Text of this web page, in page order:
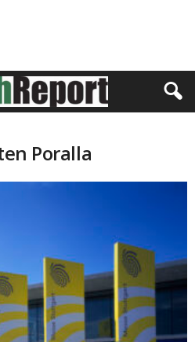
Poralla